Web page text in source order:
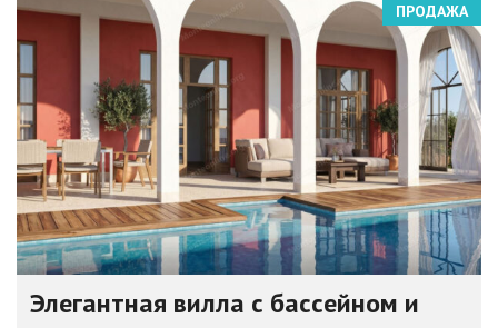
ПРОДАЖА
Элегантная вилла с бассейном и